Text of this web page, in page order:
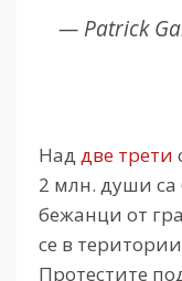
— Patrick
Над две трети
2 млн. души
бежанци от
се в
Протестите